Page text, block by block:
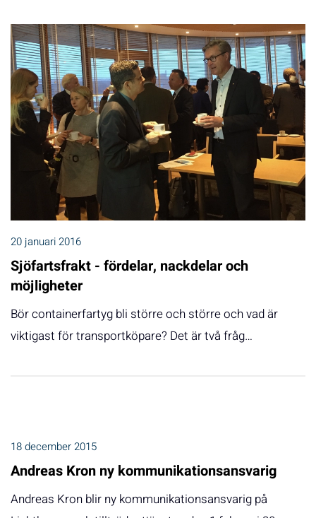
20 januari 2016
Sjöfartsfrakt - fördelar, nackdelar och
möjligheter
Bör containerfartyg bli större och större och vad är
viktigast för transportköpare? Det är två fråg…
18 december 2015
Andreas Kron ny kommunikationsansvarig
Andreas Kron blir ny kommunikationsansvarig på